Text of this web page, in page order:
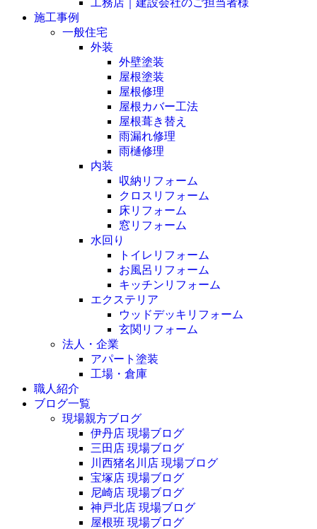
施工事例
一般住宅
外装
外壁塗装
屋根塗装
屋根修理
屋根カバー工法
屋根葺き替え
雨漏れ修理
雨樋修理
内装
収納リフォーム
クロスリフォーム
床リフォーム
窓リフォーム
水回り
トイレリフォーム
お風呂リフォーム
キッチンリフォーム
エクステリア
ウッドデッキリフォーム
玄関リフォーム
法人・企業
アパート塗装
工場・倉庫
職人紹介
ブログ一覧
現場親方ブログ
伊丹店 現場ブログ
三田店 現場ブログ
川西猪名川店 現場ブログ
宝塚店 現場ブログ
尼崎店 現場ブログ
神戸北店 現場ブログ
屋根班 現場ブログ